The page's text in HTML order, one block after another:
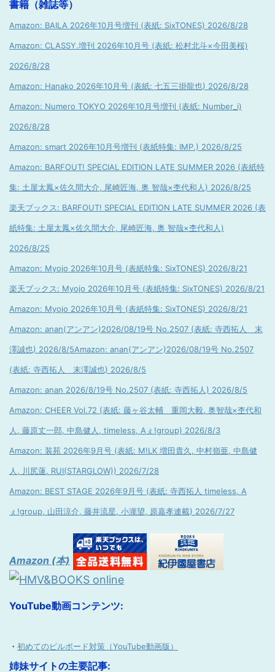
書籍（雑誌等）
Amazon: BAILA 2026年10月号増刊 (表紙: SixTONES) 2026/8/28
Amazon: CLASSY.増刊 2026年10月号 (表紙: 松村北斗×今田美桜)
2026/8/28
Amazon: Hanako 2026年10月号 (表紙: 七五三掛龍也) 2026/8/28
Amazon: Numero TOKYO 2026年10月号増刊 (表紙: Number_i)
2026/8/28
Amazon: smart 2026年10月号増刊 (表紙特集: IMP.) 2026/8/25
Amazon: BARFOUT! SPECIAL EDITION LATE SUMMER 2026 (表紙特
集: 土屋太鳳×佐久間大介, 尾崎匠海, 奥 智哉×杢代和人) 2026/8/25
楽天ブックス: BARFOUT! SPECIAL EDITION LATE SUMMER 2026 (表
紙特集: 土屋太鳳×佐久間大介, 尾崎匠海, 奥 智哉×杢代和人)
2026/8/25
Amazon: Myojo 2026年10月号 (表紙特集: SixTONES) 2026/8/21
楽天ブックス: Myojo 2026年10月号 (表紙特集: SixTONES) 2026/8/21
Amazon: Myojo 2026年10月号 (表紙特集: SixTONES) 2026/8/21
Amazon: anan(アンアン)2026/08/19号 No.2507 (表紙: 寺西拓人 末
澤誠也) 2026/8/5Amazon: anan(アンアン)2026/08/19号 No.2507
(表紙: 寺西拓人 末澤誠也) 2026/8/5
Amazon: anan 2026/8/19号 No.2507 (表紙: 寺西拓人) 2026/8/5
Amazon: CHEER Vol.72 (表紙: 藤ヶ谷太輔 重岡大毅, 奥智哉×杢代和
人, 藤原丈一郎, 中島健人, timeless, Aぇ!group) 2026/8/3
Amazon: 装苑 2026年9月号 (表紙: M!LK 増田貴久, 中村嶺亜, 中島健
人, 川尻蓮, RUI(STARGLOW)) 2026/7/28
Amazon: BEST STAGE 2026年9月号 (表紙: 寺西拓人 timeless, A
ぇ!group, 山田涼介, 藤井流星, 小瀧望, 原嘉孝連載) 2026/7/27
Amazon (本)
YouTube動画コンテンツ:
・ 初めてのビルボード対策（YouTube動画版）
姉妹サイトの主要記事: